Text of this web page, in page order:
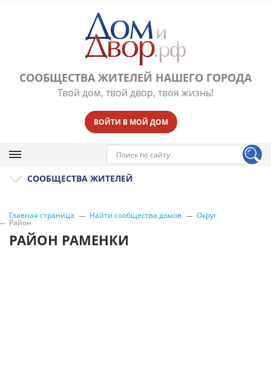
СООБЩЕСТВА ЖИТЕЛЕЙ НАШЕГО ГОРОДА
Твой дом, твой двор, твоя жизнь!
ВОЙТИ В МОЙ ДОМ
СООБЩЕСТВА ЖИТЕЛЕЙ
Главная страница Найти сообщества домов Округ
Район
РАЙОН РАМЕНКИ